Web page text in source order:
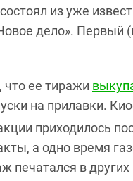
из уже
дело». Первый
что ее тиражи
на прилавки.
приходилось
а одно время
печатался в